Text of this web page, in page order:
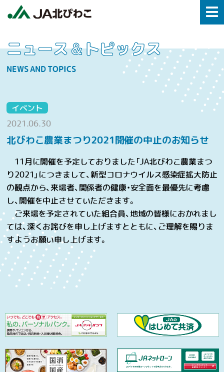
ニュース＆トピックス
NEWS AND TOPICS
イベント
2021.06.30
北びわこ農業まつり2021開催の中止のお知らせ
11月に開催を予定しておりました「JA北びわこ農業まつ
り2021」につきまして、新型コロナウイルス感染症拡大防止
の観点から、来場者、関係者の健康・安全面を最優先に考慮
し、開催を中止させていただきます。
ご来場を予定されていた組合員、地域の皆様におかれまし
ては、深くお詫びを申し上げますとともに、ご理解を賜りま
すようお願い申し上げます。